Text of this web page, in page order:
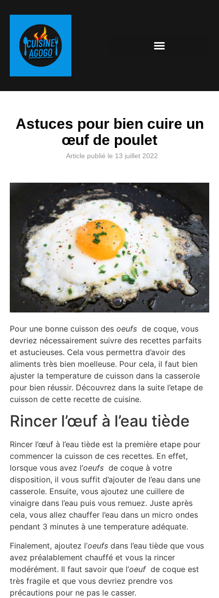
Astuces pour bien cuire un
œuf de poulet
Article publié le 13 juillet 2022
Pour une bonne cuisson des oeufs de coque, vous
devriez nécessairement suivre des recettes parfaits
et astucieuses. Cela vous permettra d’avoir des
aliments très bien moelleuse. Pour cela, il faut bien
ajuster la temperature de cuisson dans la casserole
pour bien réussir. Découvrez dans la suite l’etape de
cuisson de cette recette de cuisine.
Rincer l’œuf à l’eau tiède
Rincer l’œuf à l’eau tiède est la première etape pour
commencer la cuisson de ces recettes. En effet,
lorsque vous avez l’oeufs de coque à votre
disposition, il vous suffit d’ajouter de l’eau dans une
casserole. Ensuite, vous ajoutez une cuillere de
vinaigre dans l’eau puis vous remuez. Juste après
cela, vous allez chauffer l’eau dans un micro ondes
pendant 3 minutes à une temperature adéquate.
Finalement, ajoutez l’oeufs dans l’eau tiède que vous
avez préalablement chauffé et vous la rincer
modérément. Il faut savoir que l’oeuf de coque est
très fragile et que vous devriez prendre vos
précautions pour ne pas le casser.